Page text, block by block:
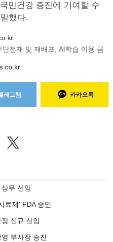
민건강 증진에 기여할 수
했다.
전재 및 재배포, AI학습 이용 금
레그램 카카오톡
트위
터로
무 선임
료제' FDA 승인
신규 선임
부사장 승진